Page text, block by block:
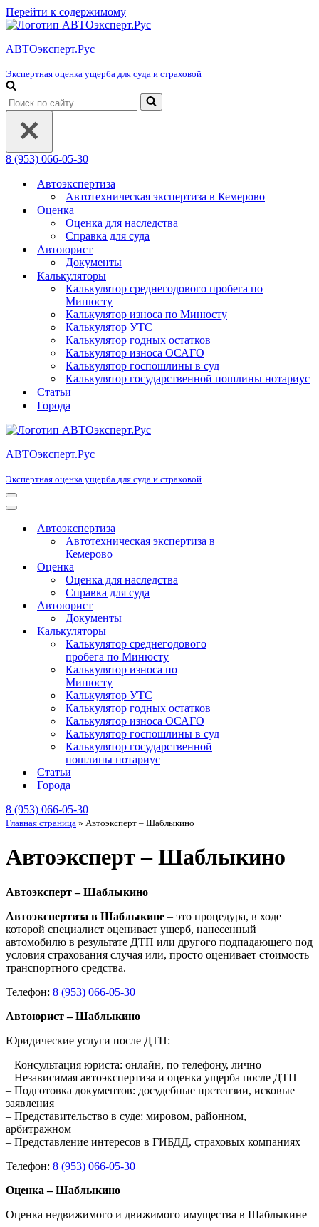
Перейти к содержимому
АВТОэксперт.Рус
Экспертная оценка ущерба для суда и страховой
Искать...
8 (953) 066-05-30
Автоэкспертиза
Автотехническая экспертиза в Кемерово
Оценка
Оценка для наследства
Справка для суда
Автоюрист
Документы
Калькуляторы
Калькулятор среднегодового пробега по
Минюсту
Калькулятор износа по Минюсту
Калькулятор УТС
Калькулятор годных остатков
Калькулятор износа ОСАГО
Калькулятор госпошлины в суд
Калькулятор государственной пошлины нотариус
Статьи
Города
АВТОэксперт.Рус
Экспертная оценка ущерба для суда и страховой
Меню
навигации
Меню
навигацииАвтоэкспертиза
Автотехническая экспертиза в
Кемерово
Оценка
Оценка для наследства
Справка для суда
Автоюрист
Документы
Калькуляторы
Калькулятор среднегодового
пробега по Минюсту
Калькулятор износа по
Минюсту
Калькулятор УТС
Калькулятор годных остатков
Калькулятор износа ОСАГО
Калькулятор госпошлины в суд
Калькулятор государственной
пошлины нотариус
Статьи
Города
8 (953) 066-05-30
Главная страница » Автоэксперт – Шаблыкино
Автоэксперт – Шаблыкино
Автоэксперт – Шаблыкино
Автоэкспертиза в Шаблыкине – это процедура, в ходе
которой специалист оценивает ущерб, нанесенный
автомобилю в результате ДТП или другого подпадающего под
условия страхования случая или, просто оценивает стоимость
транспортного средства.
Телефон: 8 (953) 066-05-30
Автоюрист – Шаблыкино
Юридические услуги после ДТП:
– Консультация юриста: онлайн, по телефону, лично
– Независимая автоэкспертиза и оценка ущерба после ДТП
– Подготовка документов: досудебные претензии, исковые
заявления
– Представительство в суде: мировом, районном,
арбитражном
– Представление интересов в ГИБДД, страховых компаниях
Телефон: 8 (953) 066-05-30
Оценка – Шаблыкино
Оценка недвижимого и движимого имущества в Шаблыкине